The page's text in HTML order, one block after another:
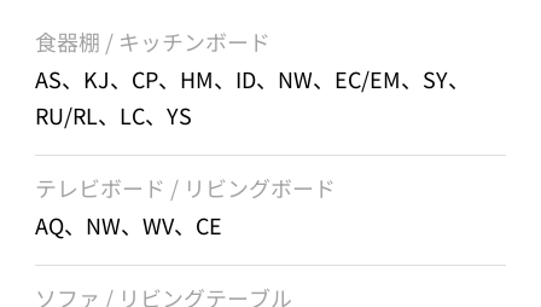
食器棚 / キッチンボード
AS、KJ、CP、HM、ID、NW、EC/EM、SY、
RU/RL、LC、YS
テレビボード / リビングボード
AQ、NW、WV、CE
ソファ / リビングテーブル